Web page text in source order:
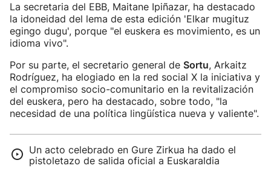
La secretaria del EBB, Maitane Ipiñazar, ha destacado
la idoneidad del lema de esta edición 'Elkar mugituz
egingo dugu', porque "el euskera es movimiento, es un
idioma vivo".
Por su parte, el secretario general de Sortu, Arkaitz
Rodríguez, ha elogiado en la red social X la iniciativa y
el compromiso socio-comunitario en la revitalización
del euskera, pero ha destacado, sobre todo, "la
necesidad de una política lingüística nueva y valiente".
Un acto celebrado en Gure Zirkua ha dado el
pistoletazo de salida oficial a Euskaraldia